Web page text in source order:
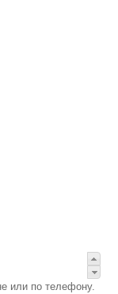
или по телефону.